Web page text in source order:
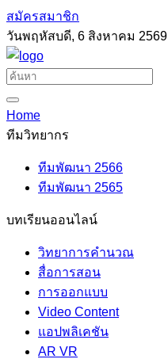
สมัครสมาชิก
วันพฤหัสบดี, 6 สิงหาคม 2569
Home
ทีมวิทยากร
ทีมพัฒนา 2566
ทีมพัฒนา 2565
บทเรียนออนไลน์
วิทยาการคำนวณ
สื่อการสอน
การออกแบบ
Video Content
แอปพลิเคชัน
AR VR